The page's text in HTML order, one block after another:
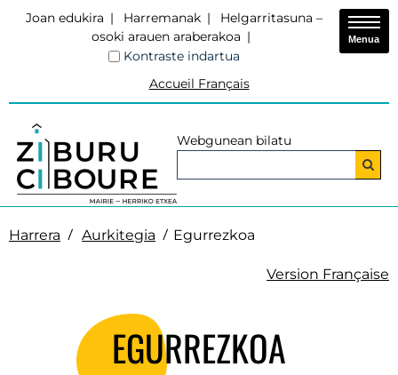
Joan edukira Harremanak
Helgarritasuna –
osoki arauen araberakoa
Kontraste indartua
Accueil Français
Webgunean bilatu
Menua
Harrera Aurkitegia Egurrezkoa
Version Française
EGURREZKOA